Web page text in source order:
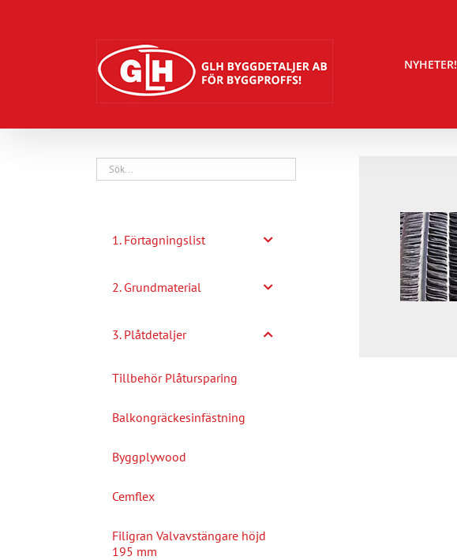
NYHETER!
1. Förtagningslist
2. Grundmaterial
3. Plåtdetaljer
Tillbehör Plåtursparing
Balkongräckesinfästning
Byggplywood
Cemflex
Filigran Valvavstängare höjd
195 mm